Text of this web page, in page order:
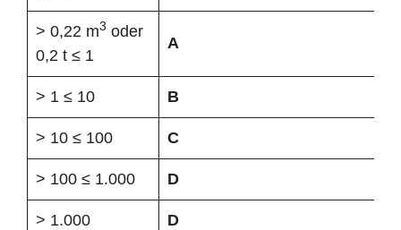
> 0,22 m3 oder
0,2 t ≤ 1
A
> 1 ≤ 10 B
> 10 ≤ 100 C
> 100 ≤ 1.000 D
> 1.000 D